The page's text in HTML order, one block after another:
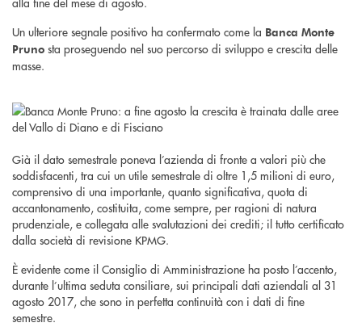
Un ulteriore segnale positivo ha confermato come la Banca Monte
Pruno sta proseguendo nel suo percorso di sviluppo e crescita delle
masse.
Già il dato semestrale poneva l’azienda di fronte a valori più che
soddisfacenti, tra cui un utile semestrale di oltre 1,5 milioni di euro,
comprensivo di una importante, quanto significativa, quota di
accantonamento, costituita, come sempre, per ragioni di natura
prudenziale, e collegata alle svalutazioni dei crediti; il tutto certificato
dalla società di revisione KPMG.
È evidente come il Consiglio di Amministrazione ha posto l’accento,
durante l’ultima seduta consiliare, sui principali dati aziendali al 31
agosto 2017, che sono in perfetta continuità con i dati di fine
semestre.